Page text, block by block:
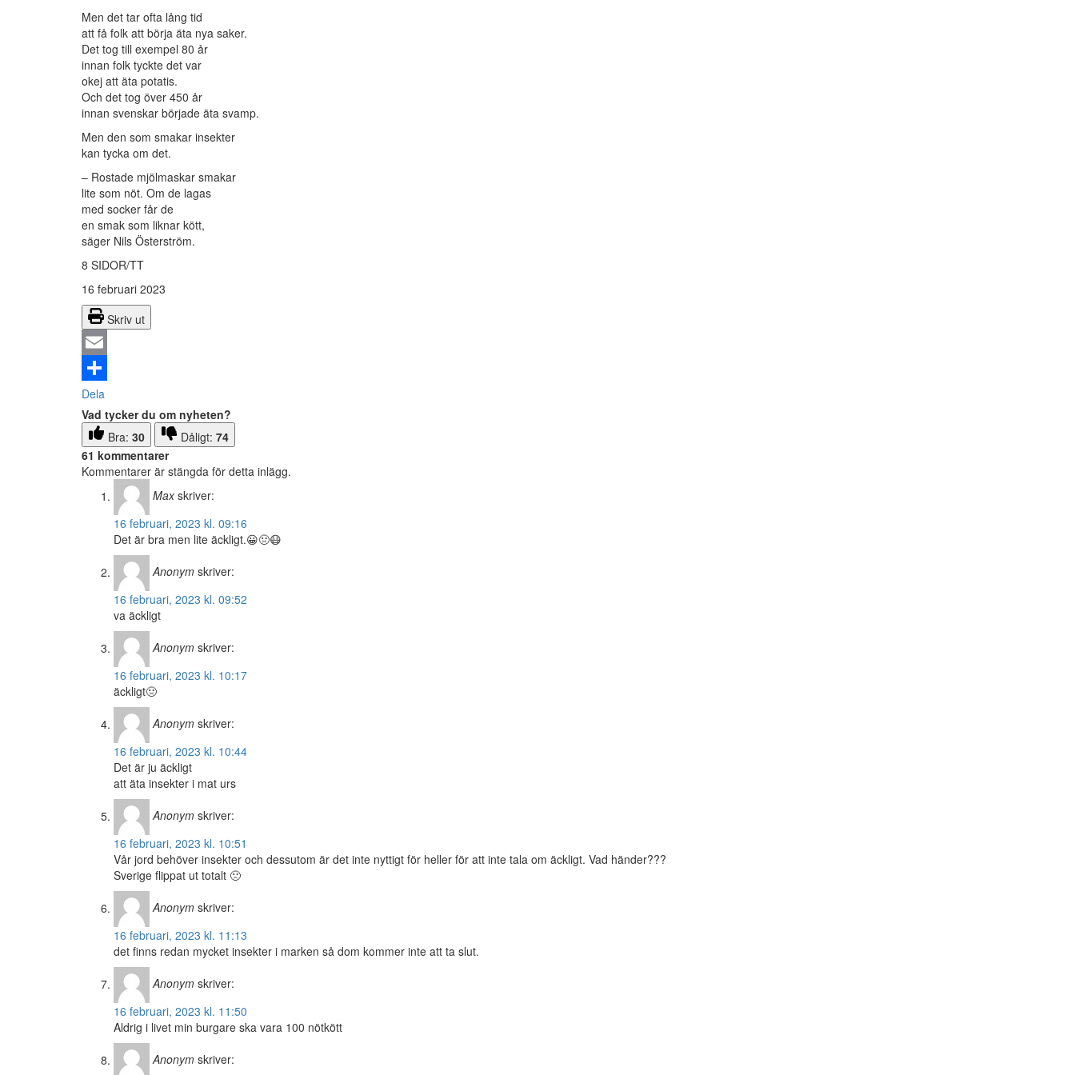
Men det tar ofta lång tid
att få folk att börja äta nya saker.
Det tog till exempel 80 år
innan folk tyckte det var
okej att äta potatis.
Och det tog över 450 år
innan svenskar började äta svamp.
Men den som smakar insekter
kan tycka om det.
– Rostade mjölmaskar smakar
lite som nöt. Om de lagas
med socker får de
en smak som liknar kött,
säger Nils Österström.
8 SIDOR/TT
16 februari 2023
Skriv ut
Email
Dela
Vad tycker du om nyheten?
Bra: 30 Dåligt: 74
61 kommentarer
Kommentarer är stängda för detta inlägg.
Max skriver:
16 februari, 2023 kl. 09:16
Det är bra men lite äckligt.😀🤢😷
Anonym skriver:
16 februari, 2023 kl. 09:52
va äckligt
Anonym skriver:
16 februari, 2023 kl. 10:17
äckligt🤢
Anonym skriver:
16 februari, 2023 kl. 10:44
Det är ju äckligt
att äta insekter i mat urs
Anonym skriver:
16 februari, 2023 kl. 10:51
Vår jord behöver insekter och dessutom är det inte nyttigt för heller för att inte tala om äckligt. Vad händer???
Sverige flippat ut totalt 🙁
Anonym skriver:
16 februari, 2023 kl. 11:13
det finns redan mycket insekter i marken så dom kommer inte att ta slut.
Anonym skriver:
16 februari, 2023 kl. 11:50
Aldrig i livet min burgare ska vara 100 nötkött
Anonym skriver: